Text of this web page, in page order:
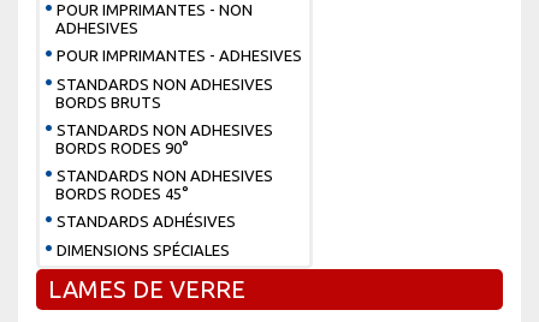
POUR IMPRIMANTES - NON
ADHESIVES
POUR IMPRIMANTES - ADHESIVES
STANDARDS NON ADHESIVES
BORDS BRUTS
STANDARDS NON ADHESIVES
BORDS RODES 90°
STANDARDS NON ADHESIVES
BORDS RODES 45°
STANDARDS ADHÉSIVES
DIMENSIONS SPÉCIALES
LAMES DE VERRE